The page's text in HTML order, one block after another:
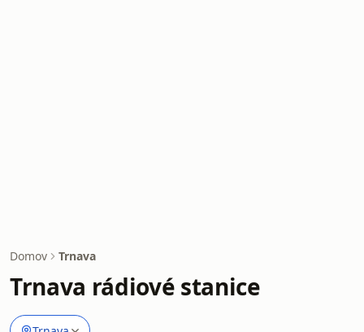
Domov Trnava
Trnava rádiové stanice